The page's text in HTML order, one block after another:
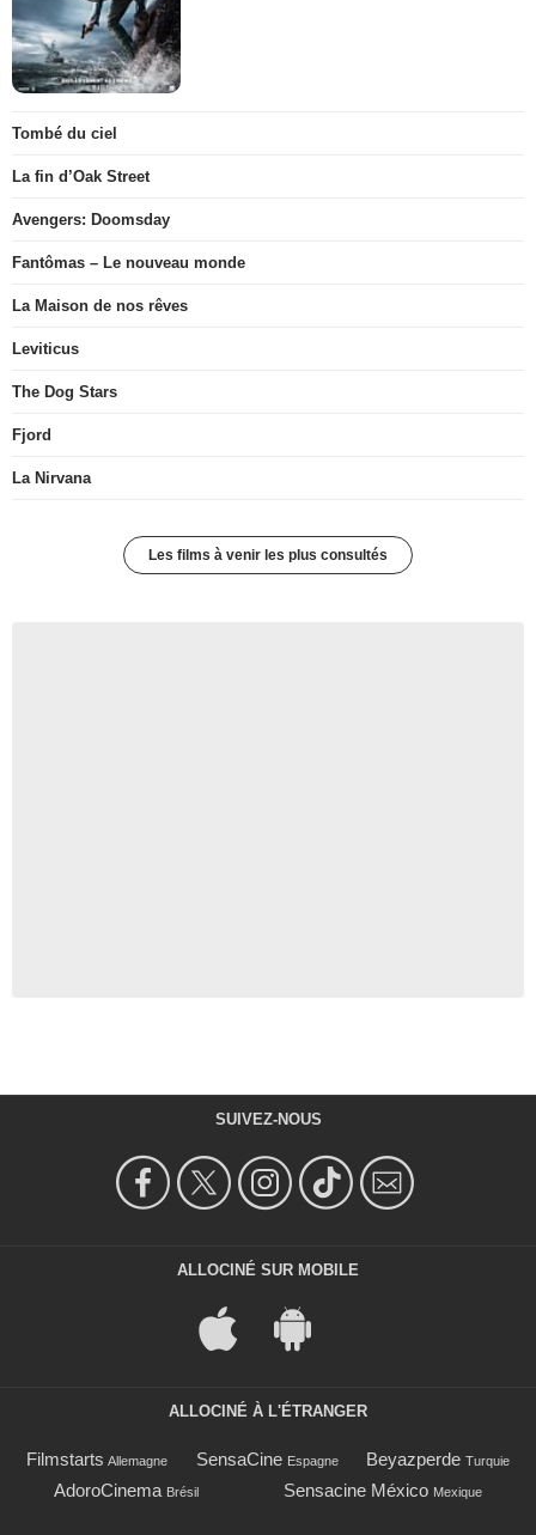
Tombé du ciel
La fin d’Oak Street
Avengers: Doomsday
Fantômas – Le nouveau monde
La Maison de nos rêves
Leviticus
The Dog Stars
Fjord
La Nirvana
Les films à venir les plus consultés
SUIVEZ-NOUS
ALLOCINÉ SUR MOBILE
ALLOCINÉ À L'ÉTRANGER
Filmstarts Allemagne SensaCine Espagne Beyazperde Turquie
AdoroCinema Brésil Sensacine México Mexique